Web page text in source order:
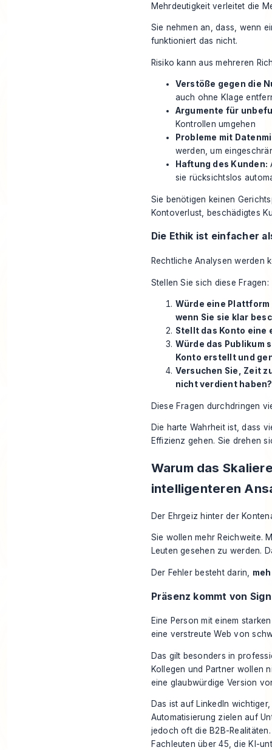
Mehrdeutigkeit verleitet die
Sie nehmen an, dass, wenn
funktioniert das nicht.
Risiko kann aus mehreren
Verstöße gegen die
auch ohne Klage
Argumente für
Kontrollen umgehen
Probleme mit
werden, um
Haftung des Kunden:
sie rücksichtslos
Sie benötigen keinen
Kontoverlust, beschädigtes
Die Ethik ist einfacher
Rechtliche Analysen werden
Stellen Sie sich diese Fragen:
Würde eine
wenn Sie sie klar
Stellt das Konto eine
Würde das Publikum
Konto erstellt und
Versuchen Sie, Zeit
nicht verdient haben?
Diese Fragen durchdringen
Die harte Wahrheit ist, dass
Effizienz gehen. Sie drehen
Warum das
intelligenteren
Der Ehrgeiz hinter der
Sie wollen mehr Reichweite.
Leuten gesehen zu werden.
Der Fehler besteht darin,
Präsenz kommt von
Eine Person mit einem
eine verstreute Web von
Das gilt besonders in
Kollegen und Partner wollen
eine glaubwürdige Version
Das ist auf LinkedIn
Automatisierung zielen auf
jedoch oft die B2B-
Fachleuten über 45, die KI-